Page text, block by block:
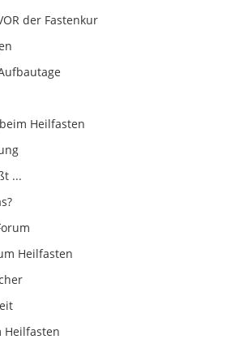
der Fastenkur
Heilfasten
...
Heilfasten
Heilfasten